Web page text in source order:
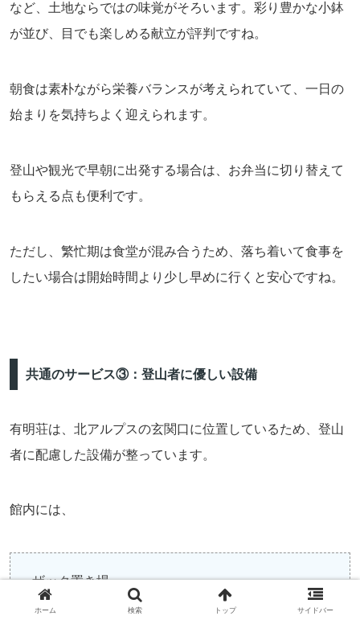
など、土地ならではの味覚がそろいます。彩り豊かな小鉢
が並び、目でも楽しめる献立が評判ですね。
朝食は素朴ながら栄養バランスが考えられていて、一日の
始まりを気持ちよく迎えられます。
登山や観光で早朝に出発する場合は、お弁当に切り替えて
もらえる点も便利です。
ただし、繁忙期は食堂が混み合うため、落ち着いて食事を
したい場合は開始時間より少し早めに行くと安心ですね。
共通のサービス③：登山者に優しい設備
有明荘は、北アルプスの玄関口に位置しているため、登山
者に配慮した設備が整っています。
館内には、
ザック置き場
濡れた雨具を干せるスペース
ホーム 検索 トップ サイドバー